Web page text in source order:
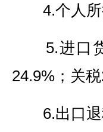
4.个人所
5.进口货
24.9%；关
6.出口退